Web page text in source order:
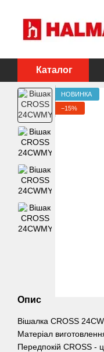
Каталог
НОВИНКА
−15%
Опис
Вішалка CROSS
Матеріал
Передпокій CROSS -